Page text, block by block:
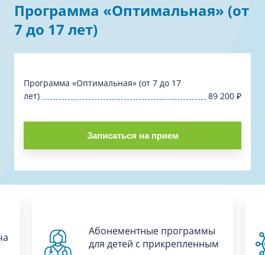
Программа «Оптимальная» (от
7 до 17 лет)
Программа «Оптимальная» (от 7 до 17
лет)
89 200 ₽
Записаться на прием
Абонементные программы
для детей с прикрепленным